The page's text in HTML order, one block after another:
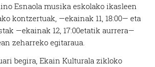
Esnaola musika eskolako ikasleen
kontzertuak, —ekainak 11, 18:00— eta
—ekainak 12, 17:00etatik aurrera—
zeharreko egitaraua.
begira, Ekain Kulturala zikloko